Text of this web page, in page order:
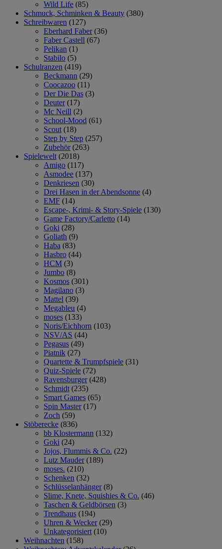
Wild Life (85)
Schmuck, Schminken & Beauty (380)
Schreibwaren (127)
Eberhard Faber (36)
Faber Castell (67)
Pelikan (1)
Stabilo (5)
Schulranzen (419)
Beckmann (29)
Coocazoo (11)
Der Die Das (3)
Deuter (17)
Mc Neill (2)
School-Mood (61)
Scout (18)
Step by Step (257)
Zubehör (263)
Spielewelt (2018)
Amigo (117)
Asmodee (137)
Denkriesen (30)
Drei Hasen in der Abendsonne (4)
EMF (14)
Escape-, Krimi- & Story-Spiele (130)
Game Factory/Carletto (14)
Goki (28)
Goliath (9)
Haba (83)
Hasbro (44)
HCM (3)
Jumbo (8)
Kosmos (301)
Magilano (3)
Mattel (39)
Megableu (4)
moses (133)
Noris/Eichhorn (103)
NSV/AS (44)
Pegasus (49)
Piatnik (27)
Quartette & Trumpfspiele (31)
Quiz-Spiele (72)
Ravensburger (428)
Schmidt (235)
Smart Games (65)
Spin Master (17)
Zoch (59)
Stöberecke (836)
bb Klostermann (132)
Goki (24)
Jojos, Flummis & Co. (22)
Lutz Mauder (189)
moses. (210)
Schenken (32)
Schlüsselanhänger (8)
Slime, Knete, Squishies & Co. (46)
Taschen & Geldbörsen (3)
Trendhaus (194)
Uhren & Wecker (29)
Unkategorisiert (10)
Weihnachten (158)